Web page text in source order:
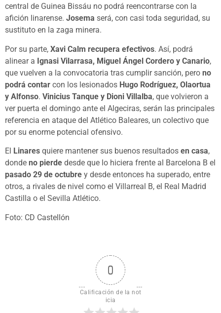
central de Guinea Bissáu no podrá reencontrarse con la
afición linarense. Josema será, con casi toda seguridad, su
sustituto en la zaga minera.
Por su parte, Xavi Calm recupera efectivos. Así, podrá
alinear a Ignasi Vilarrasa, Miguel Ángel Cordero y Canario,
que vuelven a la convocatoria tras cumplir sanción, pero no
podrá contar con los lesionados Hugo Rodríguez, Olaortua
y Alfonso. Vinicius Tanque y Dioni Villalba, que volvieron a
ver puerta el domingo ante el Algeciras, serán las principales
referencia en ataque del Atlético Baleares, un colectivo que
por su enorme potencial ofensivo.
El Linares quiere mantener sus buenos resultados en casa,
donde no pierde desde que lo hiciera frente al Barcelona B el
pasado 29 de octubre y desde entonces ha superado, entre
otros, a rivales de nivel como el Villarreal B, el Real Madrid
Castilla o el Sevilla Atlético.
Foto: CD Castellón
0
Calificación de la not
icia